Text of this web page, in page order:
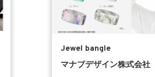
Jewel bangle
マナブデザイン株式会社